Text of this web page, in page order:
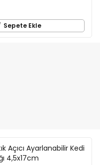
Sepete Ekle
Açıcı Ayarlanabilir Kedi
4,5x17cm